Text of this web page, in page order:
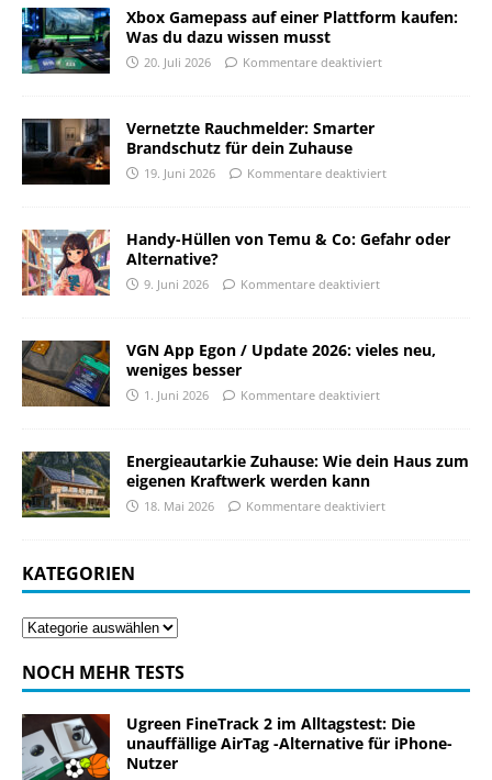
Xbox Gamepass auf einer Plattform kaufen:
Was du dazu wissen musst
20. Juli 2026 Kommentare deaktiviert
Vernetzte Rauchmelder: Smarter
Brandschutz für dein Zuhause
19. Juni 2026 Kommentare deaktiviert
Handy-Hüllen von Temu & Co: Gefahr oder
Alternative?
9. Juni 2026 Kommentare deaktiviert
VGN App Egon / Update 2026: vieles neu,
weniges besser
1. Juni 2026 Kommentare deaktiviert
Energieautarkie Zuhause: Wie dein Haus zum
eigenen Kraftwerk werden kann
18. Mai 2026 Kommentare deaktiviert
KATEGORIEN
NOCH MEHR TESTS
Ugreen FineTrack 2 im Alltagstest: Die
unauffällige AirTag -Alternative für iPhone-
Nutzer